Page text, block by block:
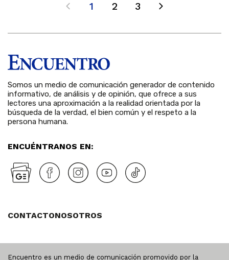
1 2 3
Somos un medio de comunicación generador de contenido
informativo, de análisis y de opinión, que ofrece a sus
lectores una aproximación a la realidad orientada por la
búsqueda de la verdad, el bien común y el respeto a la
persona humana.
ENCUÉNTRANOS EN:
CONTACTONOSOTROS
Encuentro es un medio de comunicación promovido por la